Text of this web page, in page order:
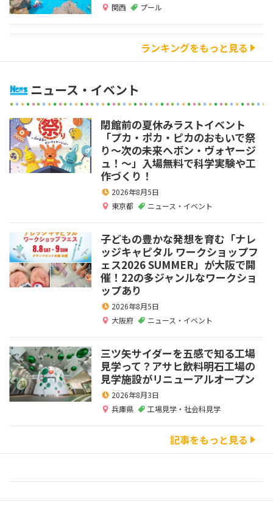
関西 プール
ランキングをもっと見る
ニュース・イベント
閉館前の夏休みラストイベント
「プカ・ポカ・ピカのおもいで祭
り～次の未来へボン・ヴォヤージ
ュ！～」入場無料で科学実験や工
作づくり！
2026年8月5日
東京都
ニュース・イベント
子どもの豊かな発想を育む「ナレ
ッジキャピタル ワークショップフ
ェス2026 SUMMER」が大阪で開
催！22の多ジャンルなワークショ
ップあり
2026年8月5日
大阪府
ニュース・イベント
三ツ矢サイダーを五感で知る工場
見学って？アサヒ飲料明石工場の
見学施設がリニューアルオープン
2026年8月3日
兵庫県
工場見学・社会科見学
記事をもっと見る